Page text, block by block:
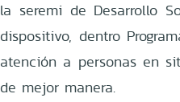
la seremi de Desarrollo
dispositivo, dentro
atención a personas en
de mejor manera.